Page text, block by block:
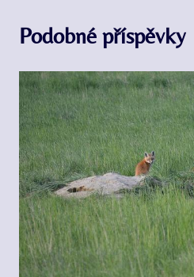
Podobné příspěvky